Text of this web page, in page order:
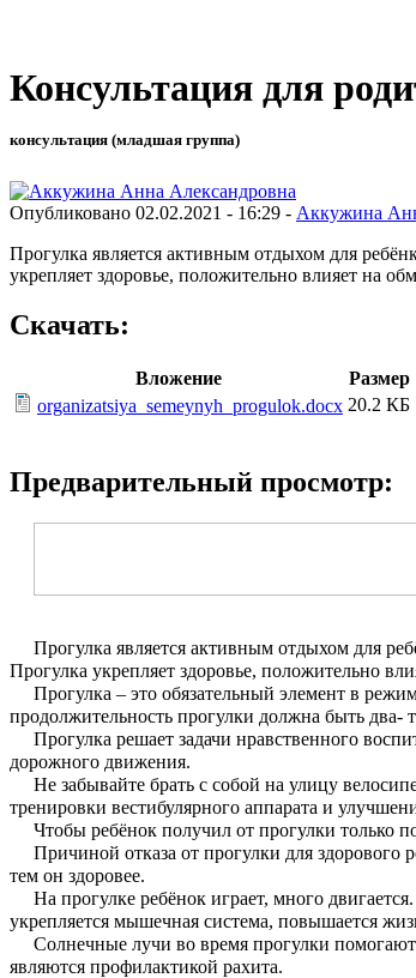
Консультация для
консультация (младшая группа)
Опубликовано 02.02.2021 - 16:29 - Аккужина
Прогулка является активным отдыхом для
укрепляет здоровье, положительно влияет на
Скачать:
Вложение
Размер
organizatsiya_semeynyh_progulok.docx 20.2 КБ
Предварительный просмотр:
Прогулка является активным отдыхом для
Прогулка укрепляет здоровье, положительно
Прогулка – это обязательный элемент в
продолжительность прогулки должна быть два-
Прогулка решает задачи нравственного
дорожного движения.
Не забывайте брать с собой на улицу
тренировки вестибулярного аппарата и
Чтобы ребёнок получил от прогулки только
Причиной отказа от прогулки для здорового
тем он здоровее.
На прогулке ребёнок играет, много
укрепляется мышечная система, повышается
Солнечные лучи во время прогулки помогают
являются профилактикой рахита.